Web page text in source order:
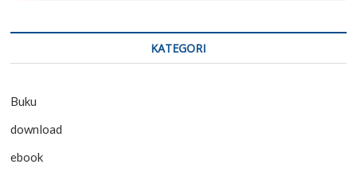
KATEGORI
Buku
download
ebook